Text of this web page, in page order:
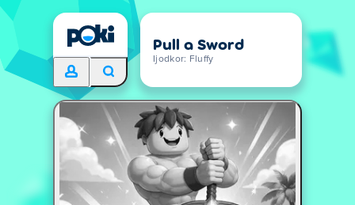
Pull a Sword
Ijodkor: Fluffy